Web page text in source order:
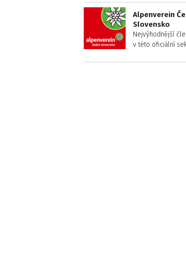
Alpenverein
Slovensko
Nejvýhodnější
v této oficiální